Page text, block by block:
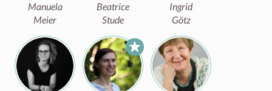
Manuela
Meier
Beatrice
Stude
Ingrid
Götz